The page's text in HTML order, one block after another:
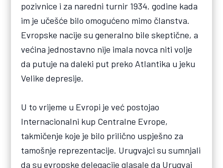
pozivnice i za naredni turnir 1934. godine kada
im je učešće bilo omogućeno mimo članstva.
Evropske nacije su generalno bile skeptične, a
većina jednostavno nije imala novca niti volje
da putuje na daleki put preko Atlantika u jeku
Velike depresije.
U to vrijeme u Evropi je već postojao
Internacionalni kup Centralne Evrope,
takmičenje koje je bilo prilično uspješno za
tamošnje reprezentacije. Urugvajci su sumnjali
da su evropske delegacije glasale da Urugvaj